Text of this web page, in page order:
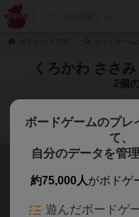
くろかわ ささ
2個
ボードゲームのプレ
て、
自分のデータを管
約75,000人がボドゲ
遊んだボードゲ